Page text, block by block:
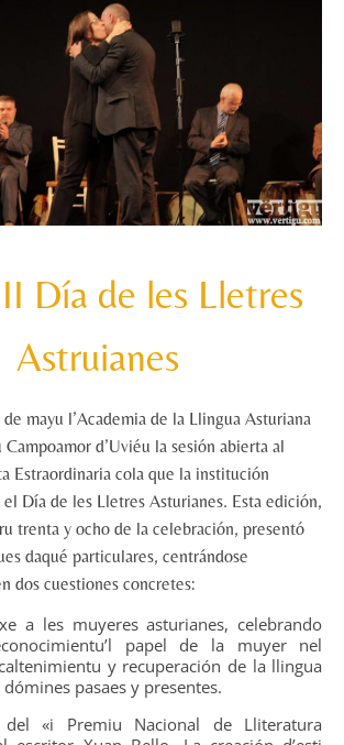
Día de les Lletres
Astruianes
mayu l’Academia de la Llingua Asturiana
d’Uviéu la sesión abierta al
Estraordinaria cola que la institución
Día de les Lletres Asturianes. Esta edición,
trenta y ocho de la celebración, presentó
daqué particulares, centrándose
dos cuestiones concretes:
a les muyeres asturianes, celebrando
papel de la muyer nel
y recuperación de la llingua
pasaes y presentes.
del «i Premiu Nacional de Lliteratura